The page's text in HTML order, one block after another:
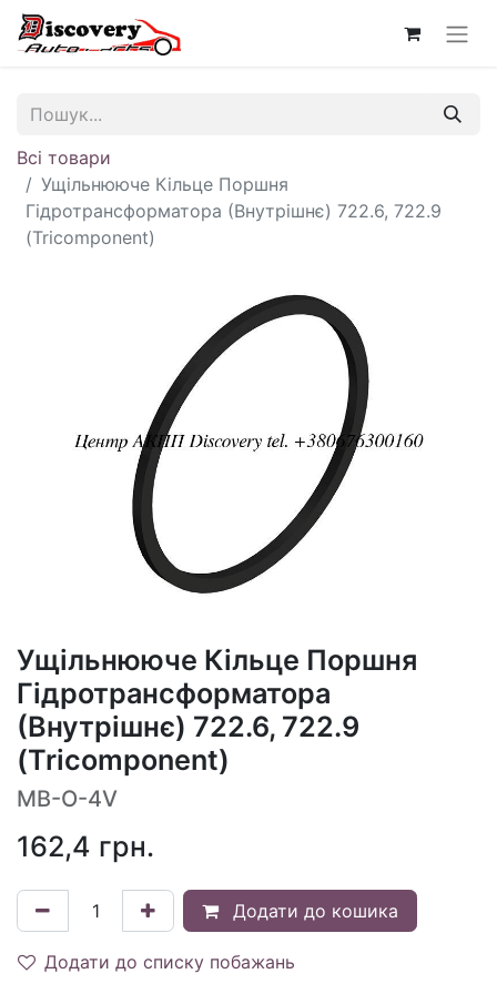
Всі товари
Ущільнююче Кільце Поршня
Гідротрансформатора (Внутрішнє) 722.6, 722.9
(Tricomponent)
Ущільнююче Кільце Поршня
Гідротрансформатора
(Внутрішнє) 722.6, 722.9
(Tricomponent)
MB-O-4V
162,4 грн.
Додати до кошика
Додати до списку побажань